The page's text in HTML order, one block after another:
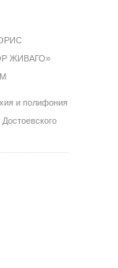
ЖИВАГО»
и полифония